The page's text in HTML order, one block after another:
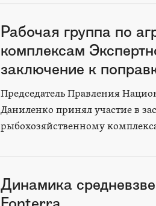
Рабочая группа по
комплексам
заключение к
Председатель Правления
Даниленко принял участие в
рыбохозяйственному
Динамика